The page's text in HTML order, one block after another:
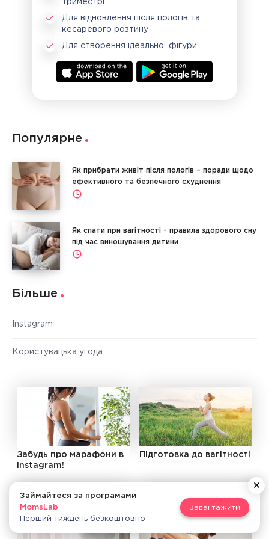
триместрі
Для відновлення після пологів та
кесаревого розтину
Для створення ідеальної фігури
Популярне
Як прибрати живіт після пологів – поради щодо
ефективного та безпечного схуднення
Як спати при вагітності - правила здорового сну
під час виношування дитини
Більше
Instagram
Користувацька угода
Забудь про марафони в
Instagram!
Підготовка до вагітності
Займайтеся за програмами
MomsLab
Перший тиждень безкоштовно
Завантажити